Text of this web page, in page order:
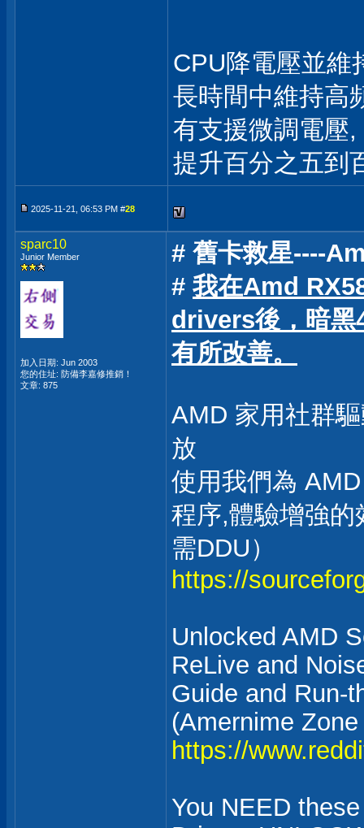
CPU降電壓並維
長時間中維持高
有支援微調電壓
提升百分之五到
2025-11-21, 06:53 PM #28
sparc10
Junior Member
加入日期: Jun 2003
您的住址: 防備李嘉修推銷！
文章: 875
# 舊卡救星----
# 我在Amd
drivers後，暗黑
有所改善。
AMD 家用社群
放
使用我們為
程序,體驗增強
需DDU）
https://
Unlocked AMD
ReLive and
Guide and Run-
(Amernime
https://
You NEED